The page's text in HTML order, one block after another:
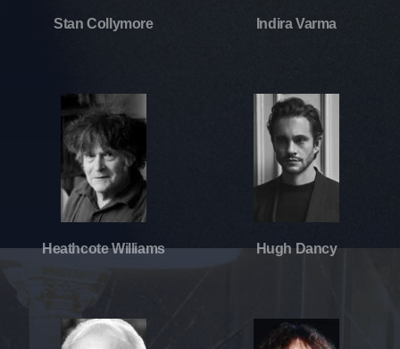
Stan Collymore Indira Varma
Heathcote Williams Hugh Dancy